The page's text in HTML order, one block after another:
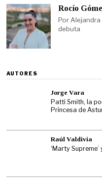
Rocío
Por
debuta
AUTORES
Jorge Vara
Patti Smith, la
Princesa de
Raúl Valdivia
‘Marty